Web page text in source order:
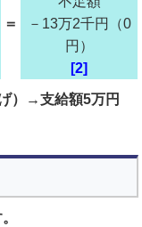
＝
－13万2千円（0
円）
[2]
）→支給額5万円